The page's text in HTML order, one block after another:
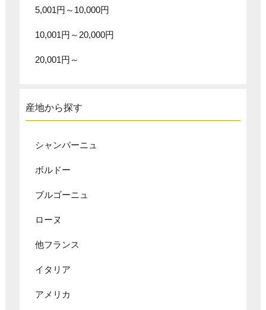
5,001円～10,000円
10,001円～20,000円
20,001円～
産地から探す
シャンパーニュ
ボルドー
ブルゴーニュ
ローヌ
他フランス
イタリア
アメリカ